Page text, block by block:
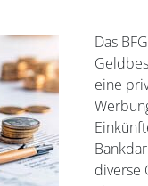
Das
eine
diverse